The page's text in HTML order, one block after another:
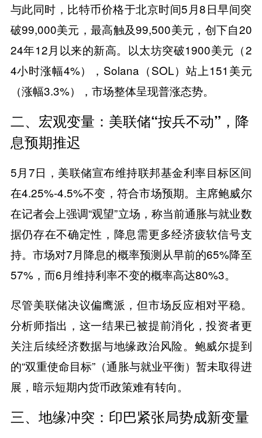
与此同时，比特币价格于北京时间5月8日早间突
破99,000美元，最高触及99,500美元，创下自20
24年12月以来的新高。以太坊突破1900美元（2
4小时涨幅4%），Solana（SOL）站上151美元
（涨幅3.3%），市场整体呈现普涨态势。
​​二、宏观变量：美联储“按兵不动”，降
息预期推迟​​
5月7日，美联储宣布维持联邦基金利率目标区间
在4.25%-4.5%不变，符合市场预期。主席鲍威尔
在记者会上强调“观望”立场，称当前通胀与就业数
据仍存在不确定性，降息需更多经济疲软信号支
持。市场对7月降息的概率预测从早前的65%降至
57%，而6月维持利率不变的概率高达80%3。
尽管美联储决议偏鹰派，但市场反应相对平稳。
分析师指出，这一结果已被提前消化，投资者更
关注后续经济数据与地缘政治风险。鲍威尔提到
的“双重使命目标”（通胀与就业平衡）暂未取得进
展，暗示短期内货币政策难有转向。
​​三、地缘冲突：印巴紧张局势成新变量​​